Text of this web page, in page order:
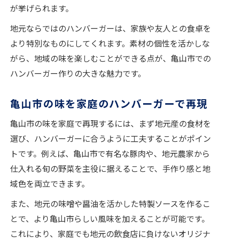
手作りハンバーガーに三重の味をプラスする方
ハンバーガーに合う三重県食材の選び方
地元の味噌やソースで作るハンバーガー
三重の伝統食材を取り入れたハンバーガー
ハンバーガーに三重の旨味を加えるテクニ
ック
新鮮食材で味わう亀山市流ハンバーガーのすす
め
新鮮な地元野菜で作るハンバーガーの魅力
ハンバーガーの美味しさを引き出す下ごし
らえ
亀山市流ハンバーガーのこだわりポイント
食材選びから始めるハンバーガー作り
が挙げられます。
地元ならではのハンバーガーは、家族や友人との食卓を
より特別なものにしてくれます。素材の個性を活かしな
がら、地域の味を楽しむことができる点が、亀山市での
ハンバーガー作りの大きな魅力です。
亀山市の味を家庭のハンバーガーで再現
亀山市の味を家庭で再現するには、まず地元産の食材を
選び、ハンバーガーに合うように工夫することがポイン
トです。例えば、亀山市で有名な豚肉や、地元農家から
仕入れる旬の野菜を主役に据えることで、手作り感と地
域色を両立できます。
また、地元の味噌や醤油を活かした特製ソースを作るこ
とで、より亀山市らしい風味を加えることが可能です。
これにより、家庭でも地元の飲食店に負けないオリジナ